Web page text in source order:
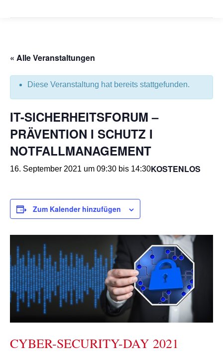
« Alle Veranstaltungen
Diese Veranstaltung hat bereits stattgefunden.
IT-SICHERHEITSFORUM –
PRÄVENTION I SCHUTZ I
NOTFALLMANAGEMENT
16. September 2021 um 09:30 bis 14:30KOSTENLOS
CYBER-SECURITY-DAY 2021
Zum Kalender hinzufügen